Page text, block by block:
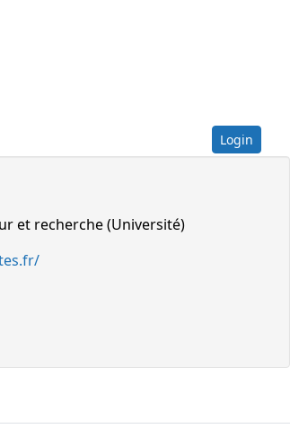
Login
et recherche (Université)